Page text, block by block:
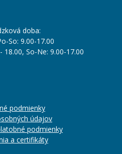
doba:
So: 9.00-17.00
18.00, So-Ne: 9.00-17.00
podmienky
údajov
podmienky
a certifikáty